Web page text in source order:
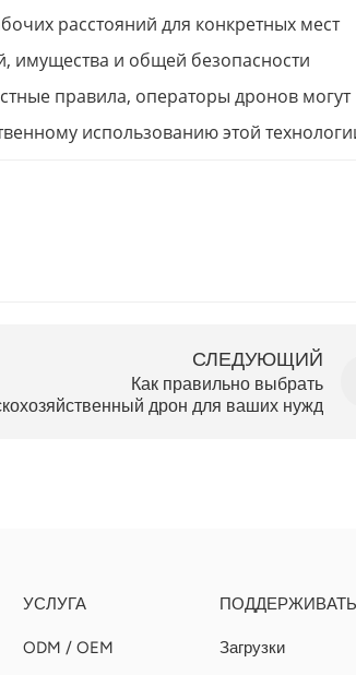
расстояний для конкретных мест
имущества и общей безопасности
правила, операторы дронов могут
использованию этой
СЛЕДУЮЩИЙ
Как правильно выбрать
дрон для ваших нужд
УСЛУГА
ODM / OEM
ПОДДЕРЖИВАТЬ
Загрузки